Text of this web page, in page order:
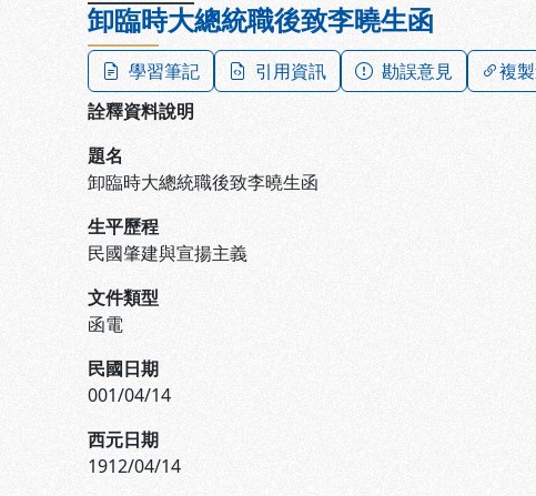
卸臨時大總統職後致李曉生函
學習筆記 引用資訊 勘誤意見 複
詮釋資料說明
題名
卸臨時大總統職後致李曉生函
生平歷程
民國肇建與宣揚主義
文件類型
函電
民國日期
001/04/14
西元日期
1912/04/14